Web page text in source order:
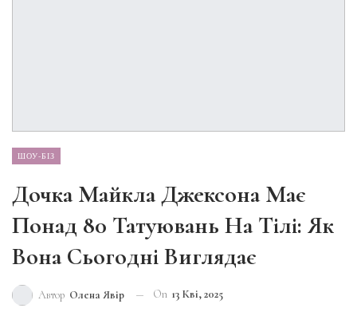
ШОУ-БІЗ
Дочка Майкла Джексона Має
Понад 80 Татуювань На Тілі: Як
Вона Сьогодні Виглядає
Автор Олена Явір On 13 Кві, 2025